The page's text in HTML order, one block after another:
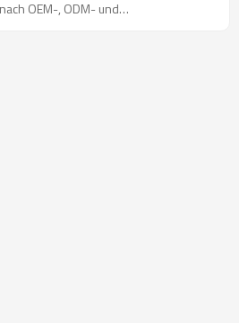
OEM-, ODM- und